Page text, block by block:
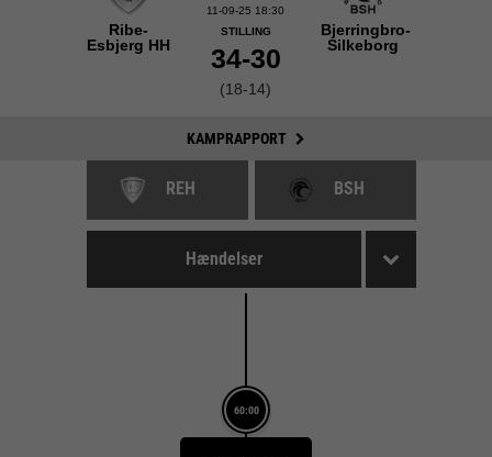
Ribe-
Esbjerg HH
11-09-25 18:30
STILLING
34-30
(18-14)
Bjerringbro-
Silkeborg
KAMPRAPPORT
REH BSH
Hændelser
60:00